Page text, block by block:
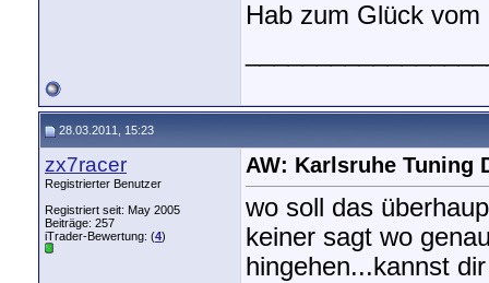
Hab zum Glück
28.03.2011, 15:23
zx7racer
Registrierter Benutzer
Registriert seit: May 2005
Beiträge: 257
iTrader-Bewertung: (4)
AW: Karlsruhe Tuning
wo soll das
keiner sagt wo
hingehen...kannst